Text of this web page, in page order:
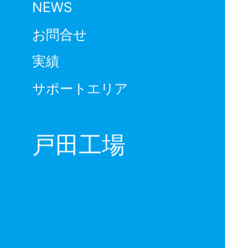
NEWS
お問合せ
実績
サポートエリア
戸田工場